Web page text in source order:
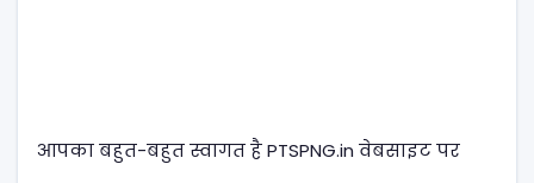
आपका बहुत-बहुत स्वागत है PTSPNG.in वेबसाइट पर